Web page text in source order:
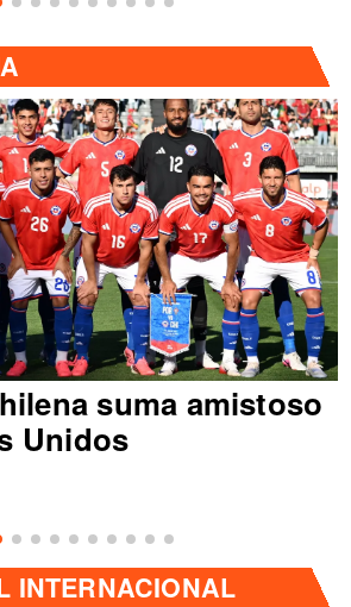
suma amistoso
Unidos
INTERNACIONAL